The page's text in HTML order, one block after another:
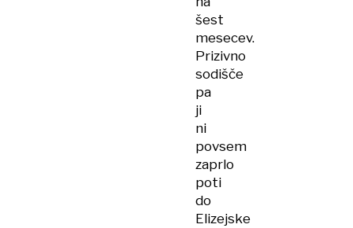
šest
mesecev.
Prizivno
sodišče
pa
ji
ni
povsem
zaprlo
poti
do
Elizejske